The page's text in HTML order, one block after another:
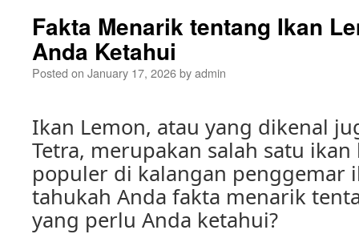
Fakta Menarik tentang Ikan
Anda Ketahui
Posted on January 17, 2026byadmin
Ikan Lemon, atau yang dikenal
Tetra, merupakan salah satu
populer di kalangan penggemar
tahukah Anda fakta menarik
yang perlu Anda ketahui?